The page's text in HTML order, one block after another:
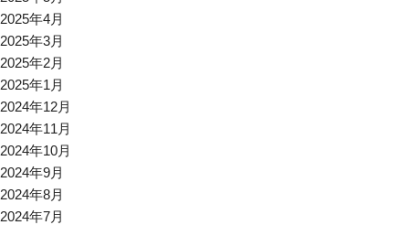
2025年4月
2025年3月
2025年2月
2025年1月
2024年12月
2024年11月
2024年10月
2024年9月
2024年8月
2024年7月